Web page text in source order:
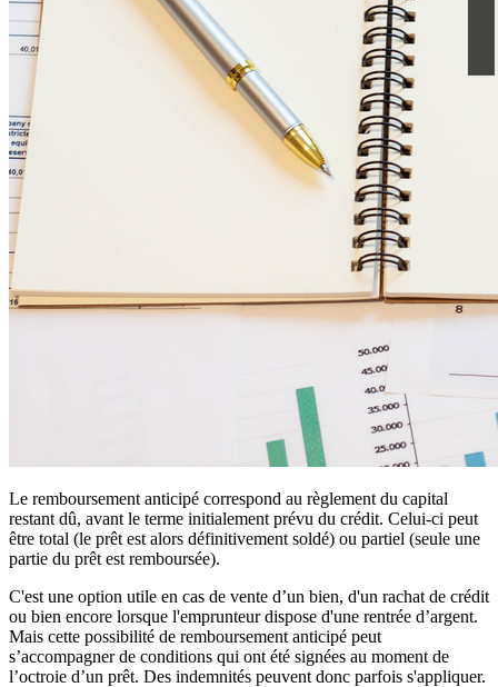
Le remboursement anticipé correspond au règlement du capital
restant dû, avant le terme initialement prévu du crédit. Celui-ci peut
être total (le prêt est alors définitivement soldé) ou partiel (seule une
partie du prêt est remboursée).
C'est une option utile en cas de vente d’un bien, d'un rachat de crédit
ou bien encore lorsque l'emprunteur dispose d'une rentrée d’argent.
Mais cette possibilité de remboursement anticipé peut
s’accompagner de conditions qui ont été signées au moment de
l’octroie d’un prêt. Des indemnités peuvent donc parfois s'appliquer.